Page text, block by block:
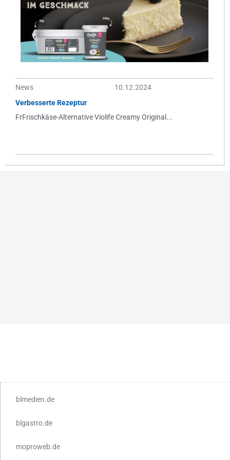
News
10.12.2024
Verbesserte Rezeptur
FrFrischkäse-Alternative Violife Creamy Original...
blmedien.de
blgastro.de
moproweb.de